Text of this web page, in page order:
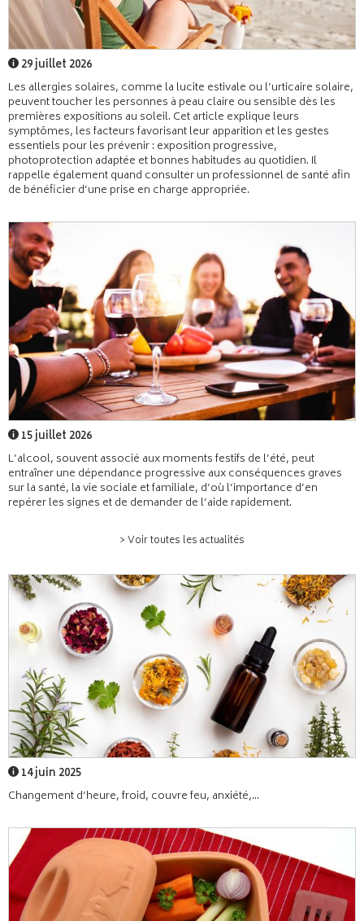
29 juillet 2026
Les allergies solaires, comme la lucite estivale ou l’urticaire solaire,
peuvent toucher les personnes à peau claire ou sensible dès les
premières expositions au soleil. Cet article explique leurs
symptômes, les facteurs favorisant leur apparition et les gestes
essentiels pour les prévenir : exposition progressive,
photoprotection adaptée et bonnes habitudes au quotidien. Il
rappelle également quand consulter un professionnel de santé afin
de bénéficier d’une prise en charge appropriée.
15 juillet 2026
L’alcool, souvent associé aux moments festifs de l’été, peut
entraîner une dépendance progressive aux conséquences graves
sur la santé, la vie sociale et familiale, d’où l’importance d’en
repérer les signes et de demander de l’aide rapidement.
> Voir toutes les actualités
14 juin 2025
Changement d’heure, froid, couvre feu, anxiété,...